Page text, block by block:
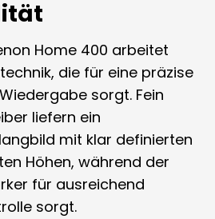
Home 400 arbeitet
die für eine präzise
sorgt. Fein
liefern ein
mit klar definierten
Höhen, während der
für ausreichend
sorgt.